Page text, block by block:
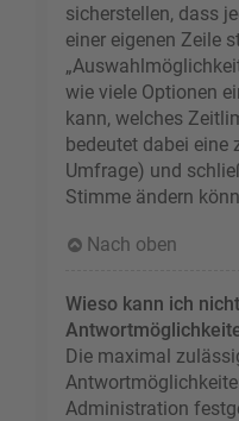
sicherstellen, dass
einer eigenen Zeile
wie viele Optionen
kann, welches
bedeutet dabei eine
Umfrage) und
Stimme ändern
Nach oben
Wieso kann ich
Die maximal
Administration